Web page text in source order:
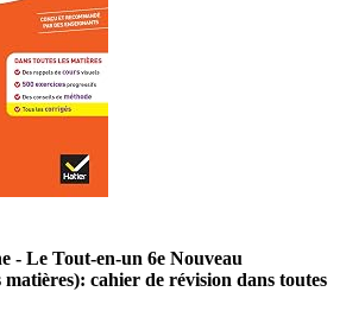
- Le Tout-en-un 6e Nouveau
cahier de révision dans toutes